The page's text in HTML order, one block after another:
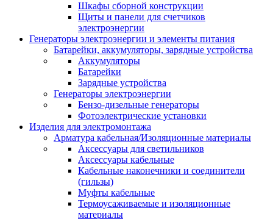
Шкафы сборной конструкции
Щиты и панели для счетчиков
электроэнергии
Генераторы электроэнергии и элементы питания
Батарейки, аккумуляторы, зарядные устройства
Аккумуляторы
Батарейки
Зарядные устройства
Генераторы электроэнергии
Бензо-дизельные генераторы
Фотоэлектрические установки
Изделия для электромонтажа
Арматура кабельная/Изоляционные материалы
Аксессуары для светильников
Аксессуары кабельные
Кабельные наконечники и соединители
(гильзы)
Муфты кабельные
Термоусаживаемые и изоляционные
материалы